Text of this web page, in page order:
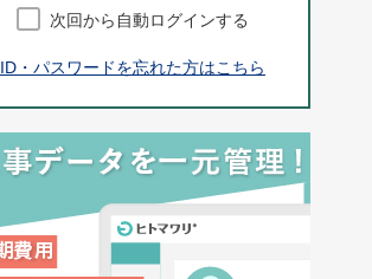
次回から自動ログインする
ID・パスワードを忘れた方はこちら